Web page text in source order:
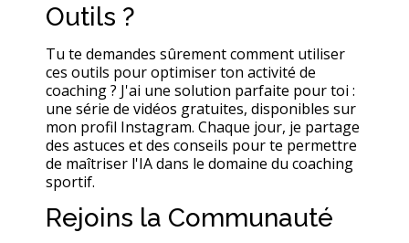
Outils ?
Tu te demandes sûrement comment utiliser
ces outils pour optimiser ton activité de
coaching ? J'ai une solution parfaite pour toi :
une série de vidéos gratuites, disponibles sur
mon profil Instagram. Chaque jour, je partage
des astuces et des conseils pour te permettre
de maîtriser l'IA dans le domaine du coaching
sportif.
Rejoins la Communauté